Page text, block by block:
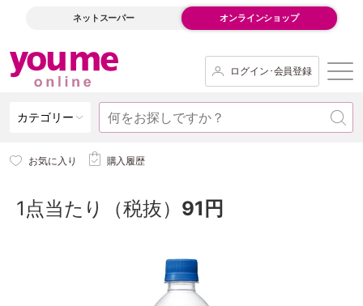
ネットスーパー オンラインショップ
ログイン･会員登録
カテゴリー
お気に入り 購入履歴
1点当たり（税抜） 91円